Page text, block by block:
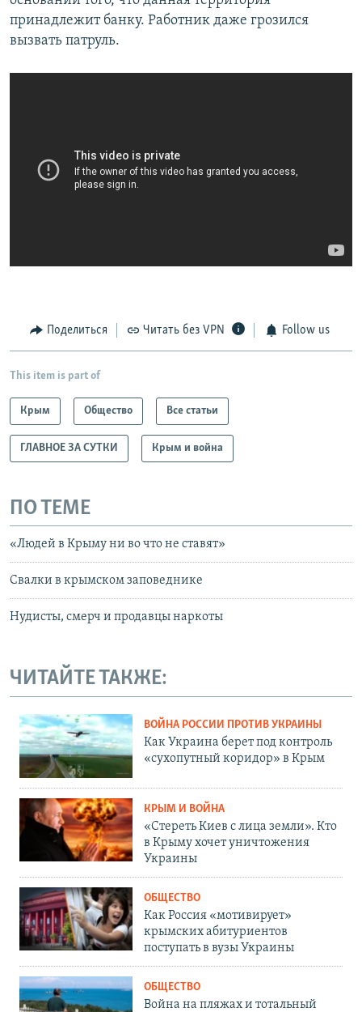
принадлежит банку. Работник даже грозился
вызвать патруль.
Поделиться Читать без VPN Follow us
This item is part of
Крым Общество Все статьи
ГЛАВНОЕ ЗА СУТКИ Крым и война
ПО ТЕМЕ
«Людей в Крыму ни во что не ставят»
Свалки в крымском заповеднике
Нудисты, смерч и продавцы наркоты
ЧИТАЙТЕ ТАКЖЕ:
ВОЙНА РОССИИ ПРОТИВ УКРАИНЫ
Как Украина берет под контроль
«сухопутный коридор» в Крым
КРЫМ И ВОЙНА
«Стереть Киев с лица земли». Кто
в Крыму хочет уничтожения
Украины
ОБЩЕСТВО
Как Россия «мотивирует»
крымских абитуриентов
поступать в вузы Украины
ОБЩЕСТВО
Война на пляжах и тотальный